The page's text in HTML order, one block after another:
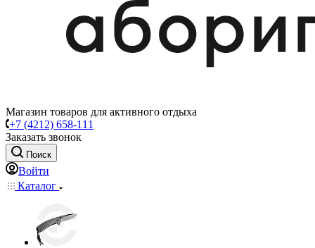
Магазин товаров для активного отдыха
+7 (4212) 658-111
Заказать звонок
Поиск
Войти
Каталог